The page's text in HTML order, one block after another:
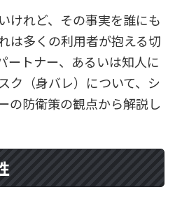
けれど、その事実を誰にも
は多くの利用者が抱える切
ートナー、あるいは知人に
ク（身バレ）について、シ
の防衛策の観点から解説し